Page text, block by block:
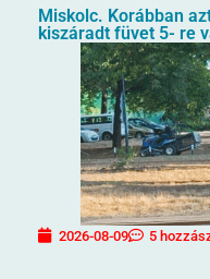
Miskolc. Korábban
kiszáradt füvet 5- re
2026-08-09 5